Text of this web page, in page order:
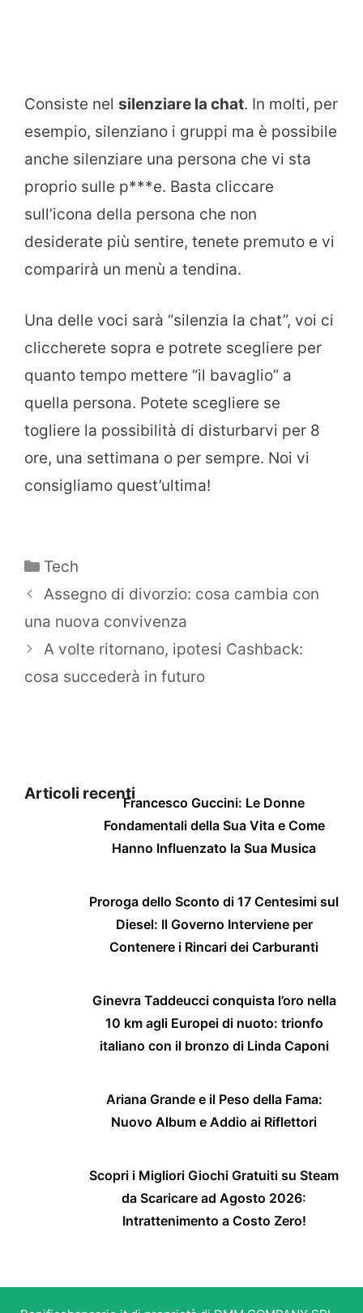
Consiste nel silenziare la chat. In molti, per
esempio, silenziano i gruppi ma è possibile
anche silenziare una persona che vi sta
proprio sulle p***e. Basta cliccare
sull’icona della persona che non
desiderate più sentire, tenete premuto e vi
comparirà un menù a tendina.
Una delle voci sarà “silenzia la chat”, voi ci
cliccherete sopra e potrete scegliere per
quanto tempo mettere “il bavaglio” a
quella persona. Potete scegliere se
togliere la possibilità di disturbarvi per 8
ore, una settimana o per sempre. Noi vi
consigliamo quest’ultima!
Categorie
Tech
Assegno di divorzio: cosa cambia con
una nuova convivenza
A volte ritornano, ipotesi Cashback:
cosa succederà in futuro
Articoli recentiFrancesco Guccini: Le Donne
Fondamentali della Sua Vita e Come
Hanno Influenzato la Sua Musica
Proroga dello Sconto di 17 Centesimi sul
Diesel: Il Governo Interviene per
Contenere i Rincari dei Carburanti
Ginevra Taddeucci conquista l’oro nella
10 km agli Europei di nuoto: trionfo
italiano con il bronzo di Linda Caponi
Ariana Grande e il Peso della Fama:
Nuovo Album e Addio ai Riflettori
Scopri i Migliori Giochi Gratuiti su Steam
da Scaricare ad Agosto 2026:
Intrattenimento a Costo Zero!